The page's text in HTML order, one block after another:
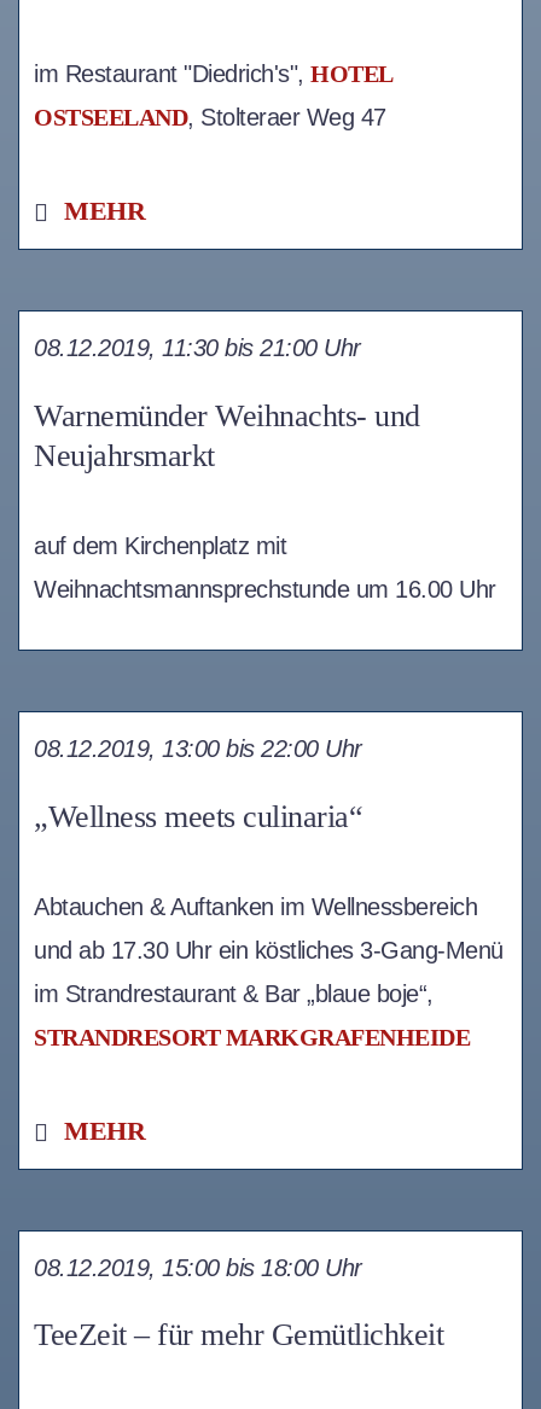
im Restaurant "Diedrich's", HOTEL
OSTSEELAND, Stolteraer Weg 47
MEHR
Warnemünder Weihnachts- und
Neujahrsmarkt
08.12.2019, 11:30 bis 21:00 Uhr
auf dem Kirchenplatz mit
Weihnachtsmannsprechstunde um 16.00 Uhr
„Wellness meets culinaria“
08.12.2019, 13:00 bis 22:00 Uhr
Abtauchen & Auftanken im Wellnessbereich
und ab 17.30 Uhr ein köstliches 3-Gang-Menü
im Strandrestaurant & Bar „blaue boje“,
STRANDRESORT MARKGRAFENHEIDE
MEHR
TeeZeit – für mehr Gemütlichkeit
08.12.2019, 15:00 bis 18:00 Uhr